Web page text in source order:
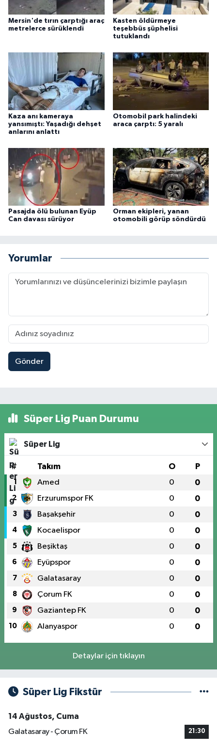
Mersin'de tırın çarptığı araç
metrelerce sürüklendi
Kasten öldürmeye
teşebbüs şüphelisi
tutuklandı
Kaza anı kameraya
yansımıştı: Yaşadığı dehşet
anlarını anlattı
Otomobil park halindeki
araca çarptı: 5 yaralı
Pasajda ölü bulunan Eyüp
Can davası sürüyor
Orman ekipleri, yanan
otomobili görüp söndürdü
Yorumlar
Gönder
Süper Lig Puan Durumu
Süper Lig
# Takım O P
1 Amed 0 0
2 Erzurumspor FK 0 0
3 Başakşehir 0 0
4 Kocaelispor 0 0
5 Beşiktaş 0 0
6 Eyüpspor 0 0
7 Galatasaray 0 0
8 Çorum FK 0 0
9 Gaziantep FK 0 0
10 Alanyaspor 0 0
Detaylar için tıklayın
Süper Lig Fikstür
14 Ağustos, Cuma
Galatasaray - Çorum FK
21:30